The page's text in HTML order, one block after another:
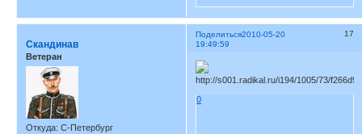
Поделиться 17
2010-05-20
19:49:59
Скандинав
Ветеран
Откуда: С-Петербург
0